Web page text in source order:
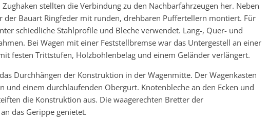
stellten die Verbindung zu den Nachbarfahrzeugen her. Neben
der Bauart Ringfeder mit runden, drehbaren Puffertellern montiert. Für
schiedliche Stahlprofile und Bleche verwendet. Lang-, Quer- und
Bei Wagen mit einer Feststellbremse war das Untergestell an einer
festen Trittstufen, Holzbohlenbelag und einem Geländer verlängert.
Durchhängen der Konstruktion in der Wagenmitte. Der Wagenkasten
und einem durchlaufenden Obergurt. Knotenbleche an den Ecken und
die Konstruktion aus. Die waagerechten Bretter der
das Gerippe genietet.